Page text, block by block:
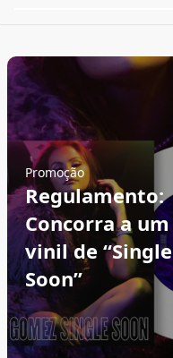
Promoção
Regulamento:
Concorra a um
vinil de “Single
Soon”